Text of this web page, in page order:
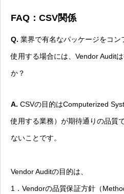
FAQ：CSV関係
Q. 業界で有名なパッケージをコ
使用する場合には、Vendor Audit
か？
A. CSVの目的はComputerized
使用する業務）が期待通りの品質
ないことです。
Vendor Auditの目的は、
1．Vendorの品質保証方針（